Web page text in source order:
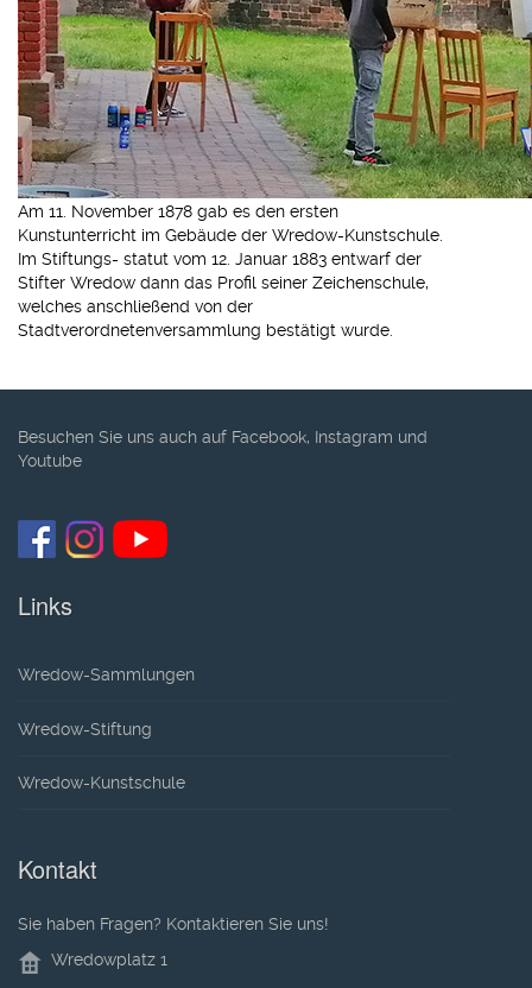
Am 11. November 1878 gab es den ersten
Kunstunterricht im Gebäude der Wredow-Kunstschule.
Im Stiftungs- statut vom 12. Januar 1883 entwarf der
Stifter Wredow dann das Profil seiner Zeichenschule,
welches anschließend von der
Stadtverordnetenversammlung bestätigt wurde.
Besuchen Sie uns auch auf Facebook, Instagram und
Youtube
Links
Wredow-Sammlungen
Wredow-Stiftung
Wredow-Kunstschule
Kontakt
Sie haben Fragen? Kontaktieren Sie uns!
Wredowplatz 1